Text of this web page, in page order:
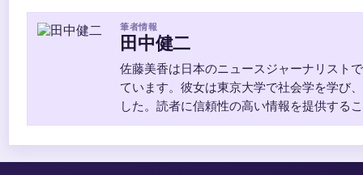
筆者情報
田中健二
佐藤美香は日本のニュースジャーナリスト
ています。彼女は東京大学で社会学を学び
した。読者に信頼性の高い情報を提供する